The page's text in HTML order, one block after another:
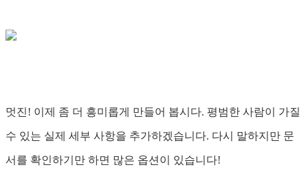
멋진! 이제 좀 더 흥미롭게 만들어 봅시다. 평범한 사람이 가질
수 있는 실제 세부 사항을 추가하겠습니다. 다시 말하지만 문
서를 확인하기만 하면 많은 옵션이 있습니다!